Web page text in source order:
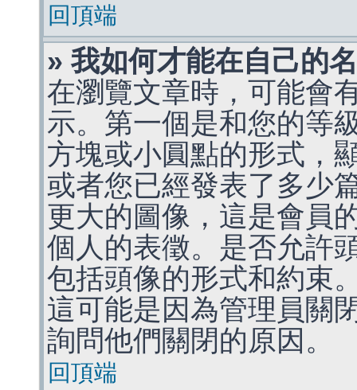
回頂端
» 我如何才能在自己的
在瀏覽文章時，可能會
示。第一個是和您的等
方塊或小圓點的形式，
或者您已經發表了多少
更大的圖像，這是會員
個人的表徵。是否允許
包括頭像的形式和約束
這可能是因為管理員關
詢問他們關閉的原因。
回頂端